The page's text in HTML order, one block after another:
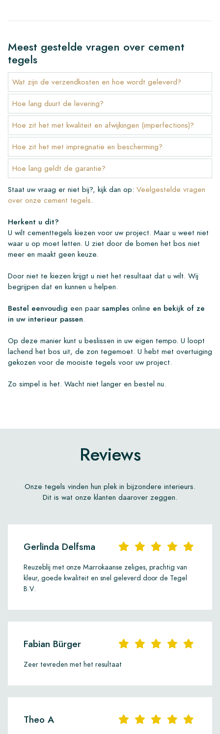
Meest gestelde vragen over cement
tegels
Wat zijn de verzendkosten en hoe wordt geleverd?
Hoe lang duurt de levering?
Hoe zit het met kwaliteit en afwijkingen (imperfections)?
Hoe zit het met impregnatie en bescherming?
Hoe lang geldt de garantie?
Staat uw vraag er niet bij?, kijk dan op: Veelgestelde vragen
over onze cement tegels.
Herkent u dit?
U wilt cementtegels kiezen voor uw project. Maar u weet niet
waar u op moet letten. U ziet door de bomen het bos niet
meer en maakt geen keuze.
Door niet te kiezen krijgt u niet het resultaat dat u wilt. Wij
begrijpen dat en kunnen u helpen.
Bestel eenvoudig een paar samples online en bekijk of ze
in uw interieur passen.
Op deze manier kunt u beslissen in uw eigen tempo. U loopt
lachend het bos uit, de zon tegemoet. U hebt met overtuiging
gekozen voor de mooiste tegels voor uw project.
Zo simpel is het. Wacht niet langer en bestel nu.
Reviews
Onze tegels vinden hun plek in bijzondere interieurs.
Dit is wat onze klanten daarover zeggen.
Gerlinda Delfsma
Reuzeblij met onze Marrokaanse zeliges, prachtig van
kleur, goede kwaliteit en snel geleverd door de Tegel
B.V.
Fabian Bürger
Zeer tevreden met het resultaat
Theo A